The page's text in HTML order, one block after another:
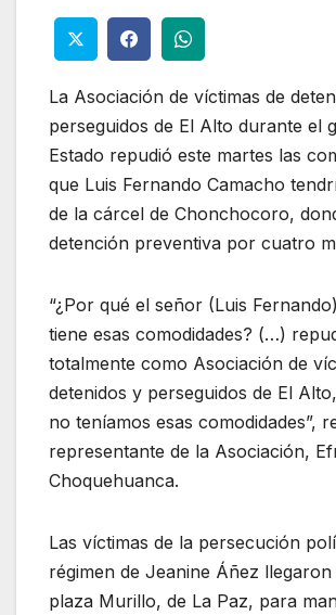
La Asociación de víctimas de
perseguidos de El Alto durante el
Estado repudió este martes las
que Luis Fernando Camacho
de la cárcel de Chonchocoro,
detención preventiva por cuatro
“¿Por qué el señor (Luis
tiene esas comodidades? (…)
totalmente como Asociación de
detenidos y perseguidos de El
no teníamos esas comodidades”,
representante de la Asociación,
Choquehuanca.
Las víctimas de la persecución
régimen de Jeanine Áñez
plaza Murillo, de La Paz, para